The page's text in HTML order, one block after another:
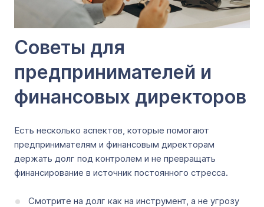
Советы для
предпринимателей и
финансовых директоров
Есть несколько аспектов, которые помогают
предпринимателям и финансовым директорам
держать долг под контролем и не превращать
финансирование в источник постоянного стресса.
Смотрите на долг как на инструмент, а не угрозу